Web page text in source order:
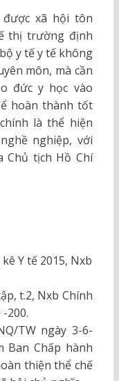
xã hội tôn
thị trường định
y tế y tế không
môn, mà cần
đức y học vào
hoàn thành tốt
là thể hiện
nghiệp, với
Chủ tịch Hồ Chí
Y tế 2015, Nxb
t.2, Nxb Chính
200.
TW ngày 3-6-
Ban Chấp hành
thiện thể chế